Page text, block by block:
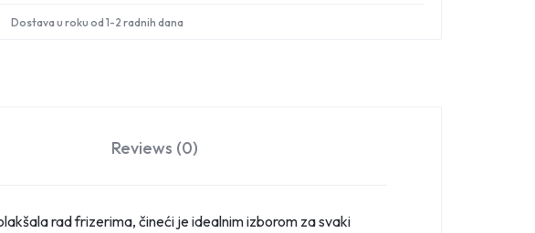
Dostava u roku od 1-2 radnih dana
Reviews (0)
rad frizerima, čineći je idealnim izborom za svaki